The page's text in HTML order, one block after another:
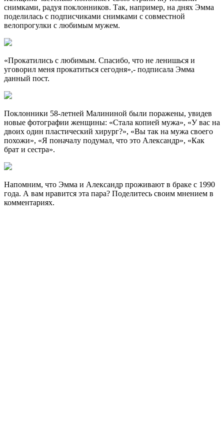
снимками, радуя поклонников. Так, например, на днях Эмма
поделилась с подписчиками снимками с совместной
велопрогулки с любимым мужем.
«Прокатились с любимым. Спасибо, что не ленишься и
уговорил меня прокатиться сегодня»,- подписала Эмма
данный пост.
Поклонники 58-летней Малининой были поражены, увидев
новые фотографии женщины: «Стала копией мужа», «У вас на
двоих один пластический хирург?», «Вы так на мужа своего
похожи», «Я поначалу подумал, что это Александр», «Как
брат и сестра».
Напомним, что Эмма и Александр проживают в браке с 1990
года. А вам нравится эта пара? Поделитесь своим мнением в
комментариях.